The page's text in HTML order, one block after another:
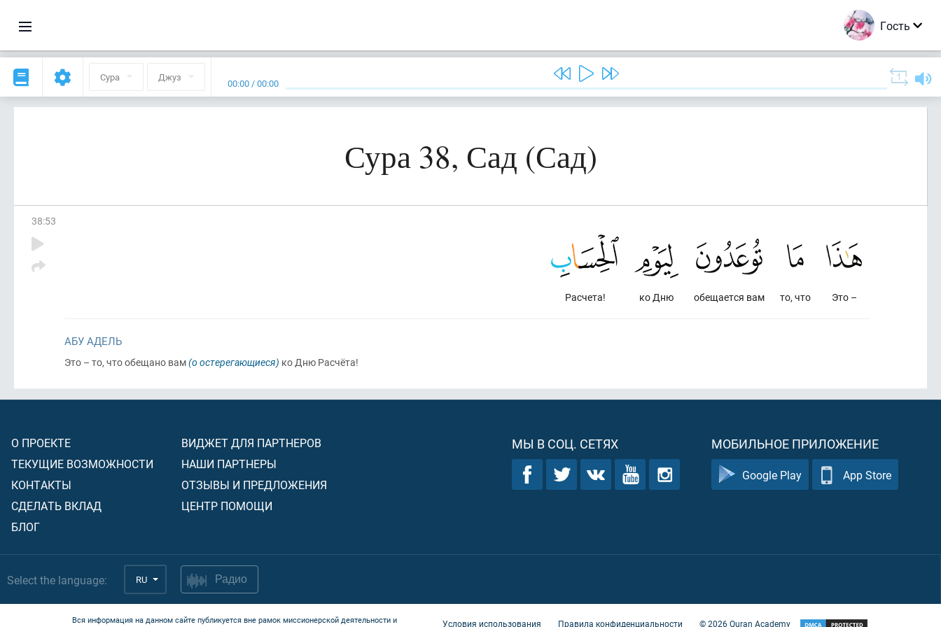
Гость
Сура Джуз 00:00 /00:00
Сура 38, Сад (Сад)
38:53
Это –
то, что
обещается вам
ко Дню
Расчета!
АБУ АДЕЛЬ
Это – то, что обещано вам(о остерегающиеся) ко Дню Расчёта!
О ПРОЕКТЕ
ТЕКУЩИЕ ВОЗМОЖНОСТИ
КОНТАКТЫ
СДЕЛАТЬ ВКЛАД
БЛОГ
ВИДЖЕТ ДЛЯ ПАРТНЕРОВ
НАШИ ПАРТНЕРЫ
ОТЗЫВЫ И ПРЕДЛОЖЕНИЯ
ЦЕНТР ПОМОЩИ
МЫ В СОЦ. СЕТЯХ МОБИЛЬНОЕ ПРИЛОЖЕНИЕ
Google Play App Store
Select the language: RU Радио
Вся информация на данном сайте публикуется вне рамок миссионерской деятельности и
Условия использования Правила конфиденциальности ©2026Quran Academy